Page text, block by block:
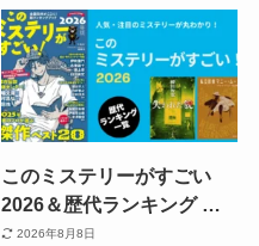
このミステリーがすごい
2026＆歴代ランキング 発
表結果一覧 国内・海外
2026年8月8日